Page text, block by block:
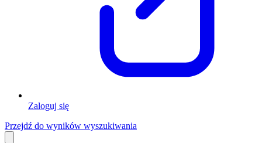
Zaloguj się
Przejdź do wyników wyszukiwania